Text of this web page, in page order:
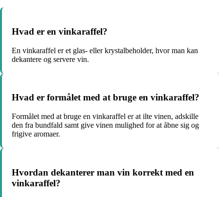
Hvad er en vinkaraffel?
En vinkaraffel er et glas- eller krystalbeholder, hvor man kan
dekantere og servere vin.
Hvad er formålet med at bruge en vinkaraffel?
Formålet med at bruge en vinkaraffel er at ilte vinen, adskille
den fra bundfald samt give vinen mulighed for at åbne sig og
frigive aromaer.
Hvordan dekanterer man vin korrekt med en
vinkaraffel?